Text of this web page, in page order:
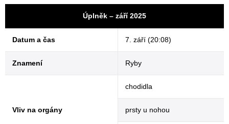
Úplněk – září 2025
Datum a čas 7. září (20:08)
Znamení Ryby
Vliv na orgány
chodidla
prsty u nohou